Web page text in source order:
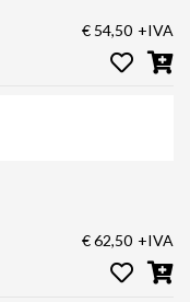
€ 54,50 +IVA
€ 62,50 +IVA